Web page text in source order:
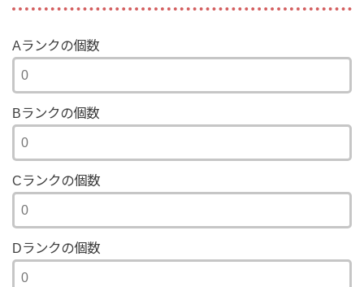
Aランクの個数
Bランクの個数
Cランクの個数
Dランクの個数